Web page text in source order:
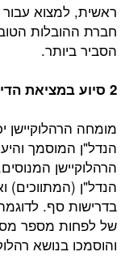
ראשית, למצוא
חברת ההובלות
הסביר ביותר.
2 סיוע במציאת הדירה החדשה במדינת היעד:
מומחה הרהלוקיישן
הנדל"ן המוסמך
הרהלוקיישן
הנדל"ן (המתווכים)
בדרישות סף.
של לפחות מספר
והוסמכו בנושא